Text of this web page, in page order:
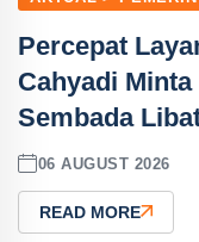
Percepat
Cahyadi
Sembada
06 AUGUST 2026
READ MORE